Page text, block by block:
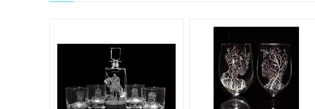
Размер:
Миене в съдомиялна машина: Да